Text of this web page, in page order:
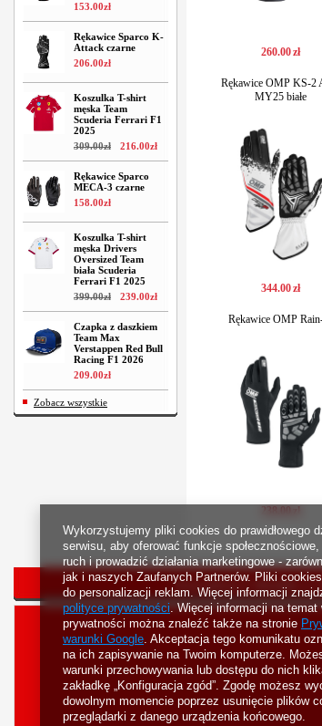
153.00zł
Rękawice Sparco K-
Attack czarne
206.00zł
Koszulka T-shirt
męska Team
Scuderia Ferrari F1
2025
309.00zł 216.00zł
Rękawice Sparco
MECA-3 czarne
158.00zł
Koszulka T-shirt
męska Drivers
Oversized Team
biała Scuderia
Ferrari F1 2025
399.00zł 239.00zł
Czapka z daszkiem
Team Max
Verstappen Red Bull
Racing F1 2026
209.00zł
Zobacz wszystkie
260.00zł
Rękawice OMP KS-2
MY25 białe
344.00zł
Rękawice OMP
zł
Strona główna Bestsellery
Wykorzystujemy pliki cookies do prawidłowego
serwisu, aby oferować funkcje
ruch i prowadzić działania marketingowe -
jak i naszych Zaufanych Partnerów. Pliki cookies
do personalizacji reklam. Więcej informacji
polityce prywatności. Więcej informacji na temat
prywatności można znaleźć także na stronie
warunki Google. Akceptacja tego komunikatu
na ich zapisywanie na Twoim komputerze.
warunki przechowywania lub dostępu do nich
zakładkę „Konfiguracja zgód”. Zgodę możesz
dowolnym momencie poprzez usunięcie plików
przeglądarki z danego urządzenia końcowego.